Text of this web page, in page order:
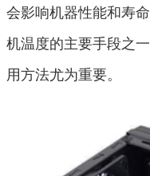
会影响机器性能和寿
机温度的主要手段之
用方法尤为重要。